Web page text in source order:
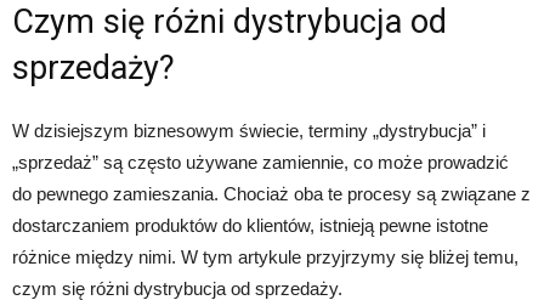
Czym się różni dystrybucja od
sprzedaży?
W dzisiejszym biznesowym świecie, terminy „dystrybucja” i
„sprzedaż” są często używane zamiennie, co może prowadzić
do pewnego zamieszania. Chociaż oba te procesy są związane z
dostarczaniem produktów do klientów, istnieją pewne istotne
różnice między nimi. W tym artykule przyjrzymy się bliżej temu,
czym się różni dystrybucja od sprzedaży.